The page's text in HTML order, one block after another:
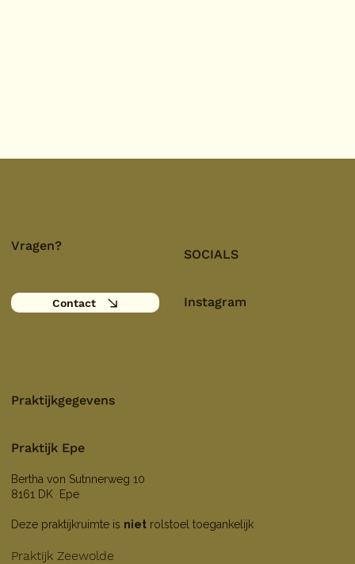
SOCIALS
Instagram
Vragen?
Contact
Praktijkgegevens
Praktijk Epe
Bertha von Sutnnerweg 10
8161 DK Epe
Deze praktijkruimte is nietrolstoel toegankelijk
Praktijk Zeewolde